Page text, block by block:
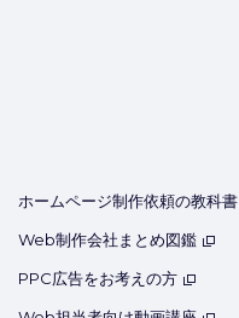
ホームページ制作依頼の教科書
Web制作会社まとめ図鑑
PPC広告をお考えの方